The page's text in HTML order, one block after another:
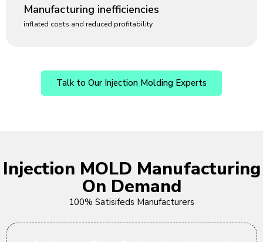
Manufacturing inefficiencies
inflated costs and reduced profitability
Talk to Our Injection Molding Experts
Injection MOLD Manufacturing
On Demand
100% Satisifeds Manufacturers